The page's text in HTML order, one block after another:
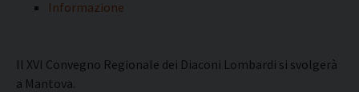
Informazione
Il XVI Convegno Regionale dei Diaconi Lombardi si svolgerà
a Mantova.